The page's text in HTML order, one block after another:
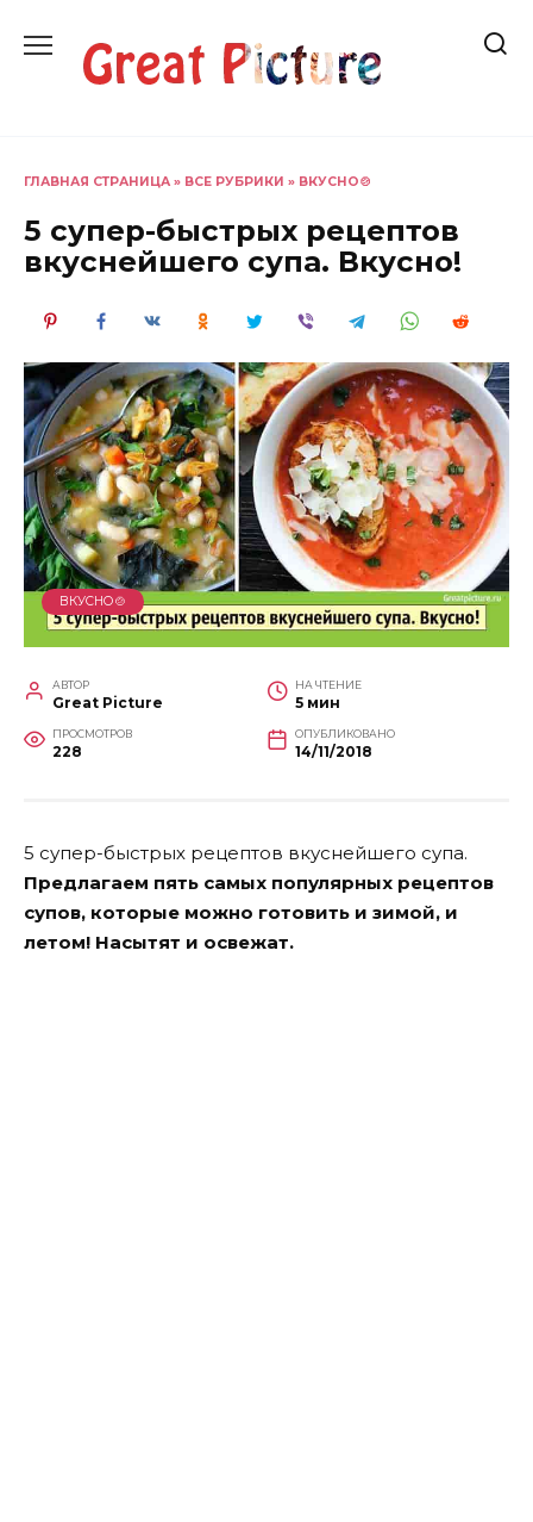
содержанию
ГЛАВНАЯ СТРАНИЦА » ВСЕ РУБРИКИ » ВКУСНО🍲
5 супер-быстрых рецептов
вкуснейшего супа. Вкусно!
ВКУСНО🍲
АВТОР
Great Picture
НА ЧТЕНИЕ
5 мин
ПРОСМОТРОВ
228
ОПУБЛИКОВАНО
14/11/2018
5 супер-быстрых рецептов вкуснейшего супа.
Предлагаем пять самых популярных рецептов
супов, которые можно готовить и зимой, и
летом! Насытят и освежат.